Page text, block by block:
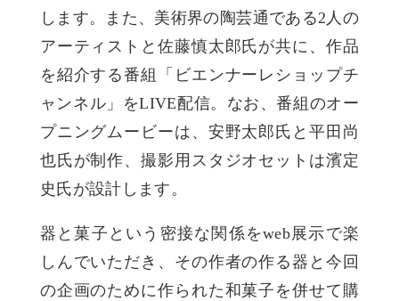
します。また、美術界の陶芸通である2人の
アーティストと佐藤慎太郎氏が共に、作品
を紹介する番組「ビエンナーレショップチ
ャンネル」をLIVE配信。なお、番組のオー
プニングムービーは、安野太郎氏と平田尚
也氏が制作、撮影用スタジオセットは濱定
史氏が設計します。
器と菓子という密接な関係をweb展示で楽
しんでいただき、その作者の作る器と今回
の企画のために作られた和菓子を併せて購